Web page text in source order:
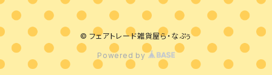
© フェアトレード雑貨屋ら・なぷぅ
Powered by